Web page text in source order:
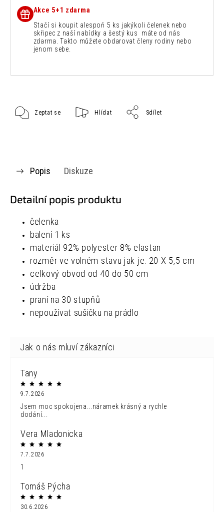
Akce 5+1 zdarma
Stačí si koupit alespoň 5 ks jakýkoli čelenek nebo
skřipec z naší nabídky a šestý kus máte od nás
zdarma. Takto můžete obdarovat členy rodiny nebo
jenom sebe.
Zeptat se Hlídat Sdílet
Popis Diskuze
Detailní popis produktu
čelenka
balení 1 ks
materiál 92% polyester 8% elastan
rozměr ve volném stavu jak je: 20 X 5,5 cm
celkový obvod od 40 do 50 cm
údržba
praní na 30 stupňů
nepoužívat sušičku na prádlo
Tany
9.7.2026
Jsem moc spokojena...náramek krásný a rychle
dodání...
Vera Mladonicka
7.7.2026
1
Tomáš Pýcha
30.6.2026